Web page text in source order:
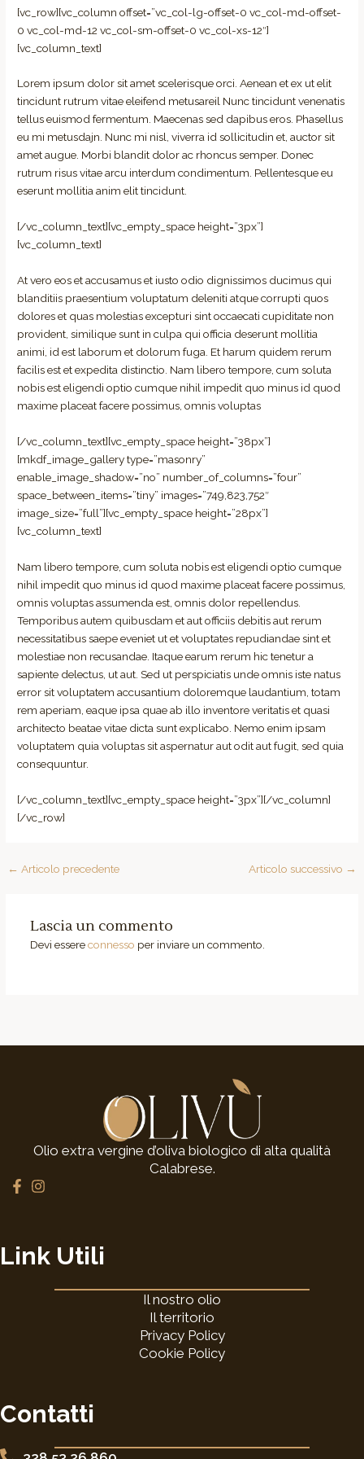
[vc_row][vc_column offset=”vc_col-lg-offset-0 vc_col-md-offset-
0 vc_col-md-12 vc_col-sm-offset-0 vc_col-xs-12″]
[vc_column_text]
Lorem ipsum dolor sit amet scelerisque orci. Aenean et ex ut elit
tincidunt rutrum vitae eleifend metusareil Nunc tincidunt venenatis
tellus euismod fermentum. Maecenas sed dapibus eros. Phasellus
eu mi metusdajn. Nunc mi nisl, viverra id sollicitudin et, auctor sit
amet augue. Morbi blandit dolor ac rhoncus semper. Donec
rutrum risus vitae arcu interdum condimentum. Pellentesque eu
eserunt mollitia anim elit tincidunt.
[/vc_column_text][vc_empty_space height=”3px”]
[vc_column_text]
At vero eos et accusamus et iusto odio dignissimos ducimus qui
blanditiis praesentium voluptatum deleniti atque corrupti quos
dolores et quas molestias excepturi sint occaecati cupiditate non
provident, similique sunt in culpa qui officia deserunt mollitia
animi, id est laborum et dolorum fuga. Et harum quidem rerum
facilis est et expedita distinctio. Nam libero tempore, cum soluta
nobis est eligendi optio cumque nihil impedit quo minus id quod
maxime placeat facere possimus, omnis voluptas
[/vc_column_text][vc_empty_space height=”38px”]
[mkdf_image_gallery type=”masonry”
enable_image_shadow=”no” number_of_columns=”four”
space_between_items=”tiny” images=”749,823,752″
image_size=”full”][vc_empty_space height=”28px”]
[vc_column_text]
Nam libero tempore, cum soluta nobis est eligendi optio cumque
nihil impedit quo minus id quod maxime placeat facere possimus,
omnis voluptas assumenda est, omnis dolor repellendus.
Temporibus autem quibusdam et aut officiis debitis aut rerum
necessitatibus saepe eveniet ut et voluptates repudiandae sint et
molestiae non recusandae. Itaque earum rerum hic tenetur a
sapiente delectus, ut aut. Sed ut perspiciatis unde omnis iste natus
error sit voluptatem accusantium doloremque laudantium, totam
rem aperiam, eaque ipsa quae ab illo inventore veritatis et quasi
architecto beatae vitae dicta sunt explicabo. Nemo enim ipsam
voluptatem quia voluptas sit aspernatur aut odit aut fugit, sed quia
consequuntur.
[/vc_column_text][vc_empty_space height=”3px”][/vc_column]
[/vc_row]
← Articolo precedente Articolo successivo →
Lascia un commento
Devi essereconnesso per inviare un commento.
Olio extra vergine d’oliva biologico di alta qualità
Calabrese.
F
a
b
o
I
n
a
g
Link Utili
Il nostro olio
Il territorio
Privacy Policy
Cookie Policy
Contatti